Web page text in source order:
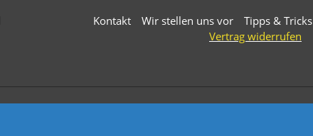
Kontakt Wir stellen uns vor Tipps & Tricks
Vertrag widerrufen